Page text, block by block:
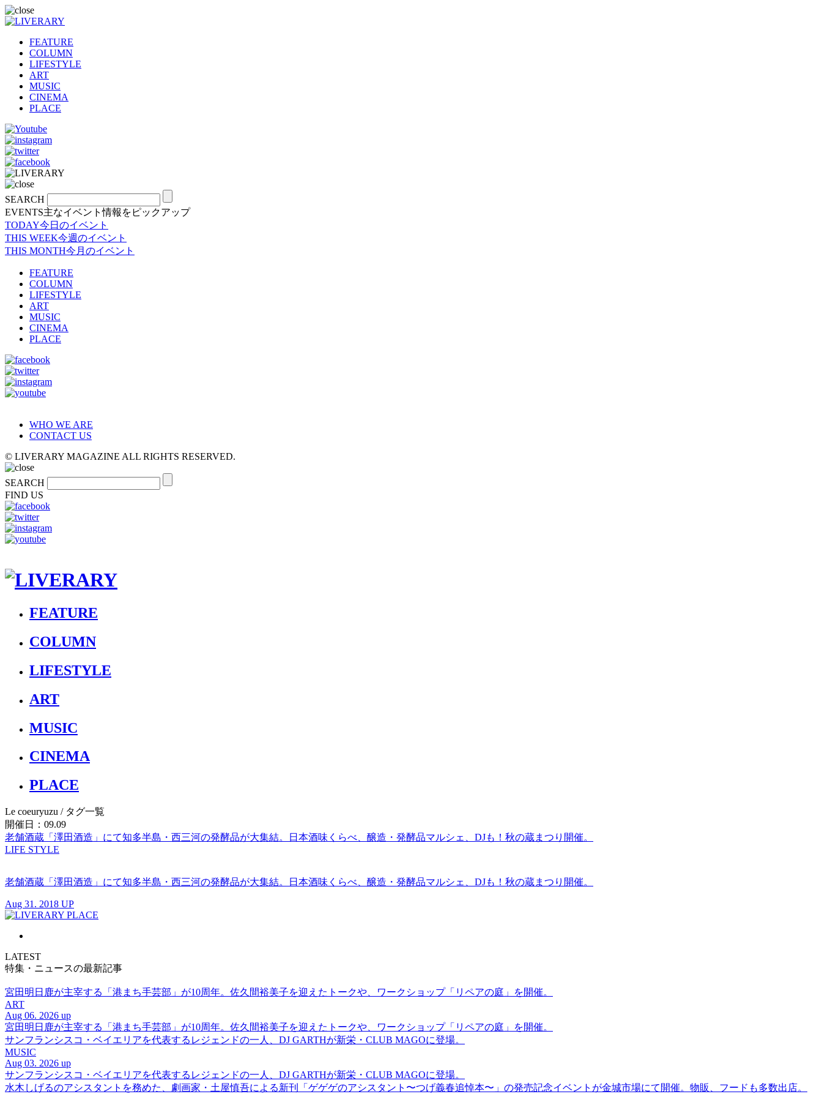
FEATURE
COLUMN
LIFESTYLE
ART
MUSIC
CINEMA
PLACE
SEARCH
EVENTS主なイベント情報をピックアップ
TODAY今日のイベント
THIS WEEK今週のイベント
THIS MONTH今月のイベント
FEATURE
COLUMN
LIFESTYLE
ART
MUSIC
CINEMA
PLACE
WHO WE ARE
CONTACT US
© LIVERARY MAGAZINE ALL RIGHTS RESERVED.
SEARCH
FIND US
FEATURE
COLUMN
LIFESTYLE
ART
MUSIC
CINEMA
PLACE
Le coeuryuzu / タグ一覧
開催日：09.09
老舗酒蔵「澤田酒造」にて知多半島・西三河の発酵品が大集結。日本酒味くらべ、醸造・発酵品マルシェ、DJも！秋の蔵まつり開催。
LIFE STYLE
老舗酒蔵「澤田酒造」にて知多半島・西三河の発酵品が大集結。日本酒味くらべ、醸造・発酵品マルシェ、DJも！秋の蔵まつり開催。
Aug 31. 2018 UP
LATEST
特集・ニュースの最新記事
宮田明日鹿が主宰する「港まち手芸部」が10周年。佐久間裕美子を迎えたトークや、ワークショップ「リペアの庭」を開催。
ART
Aug 06. 2026 up
宮田明日鹿が主宰する「港まち手芸部」が10周年。佐久間裕美子を迎えたトークや、ワークショップ「リペアの庭」を開催。
サンフランシスコ・ベイエリアを代表するレジェンドの一人、DJ GARTHが新栄・CLUB MAGOに登場。
MUSIC
Aug 03. 2026 up
サンフランシスコ・ベイエリアを代表するレジェンドの一人、DJ GARTHが新栄・CLUB MAGOに登場。
水木しげるのアシスタントを務めた、劇画家・土屋慎吾による新刊「ゲゲゲのアシスタント〜つげ義春追悼本〜」の発売記念イベントが金城市場にて開催。物販、フードも多数出店。